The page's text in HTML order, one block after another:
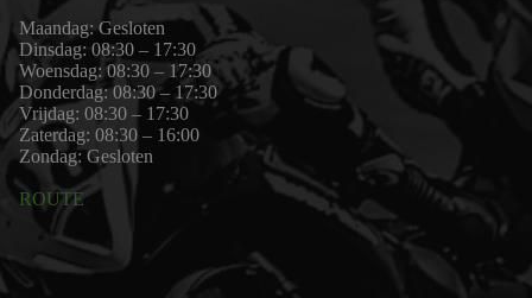
Maandag: Gesloten
Dinsdag: 08:30 – 17:30
Woensdag: 08:30 – 17:30
Donderdag: 08:30 – 17:30
Vrijdag: 08:30 – 17:30
Zaterdag: 08:30 – 16:00
Zondag: Gesloten
ROUTE